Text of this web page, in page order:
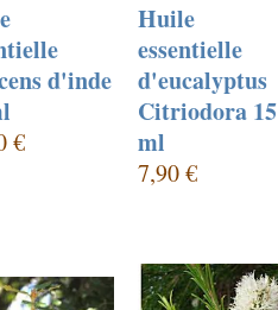
d'inde
€
Huile
essentielle
d'eucalyptus
Citriodora 15
ml
7,90 €